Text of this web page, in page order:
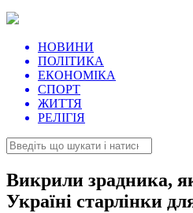
НОВИНИ
ПОЛІТИКА
ЕКОНОМІКА
СПОРТ
ЖИТТЯ
РЕЛІГІЯ
Викрили зрадника,
Україні старлінки